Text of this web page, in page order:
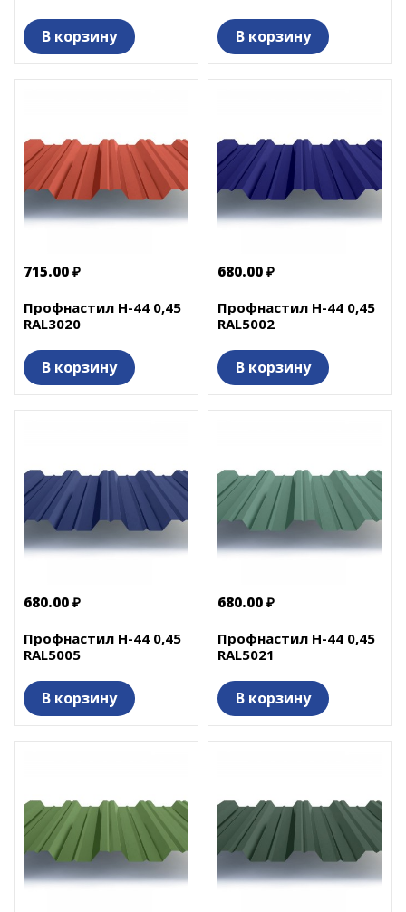
В корзину В корзину
715.00 ₽
Профнастил Н-44 0,45
RAL3020
В корзину
680.00 ₽
Профнастил Н-44 0,45
RAL5002
В корзину
680.00 ₽
Профнастил Н-44 0,45
RAL5005
В корзину
680.00 ₽
Профнастил Н-44 0,45
RAL5021
В корзину